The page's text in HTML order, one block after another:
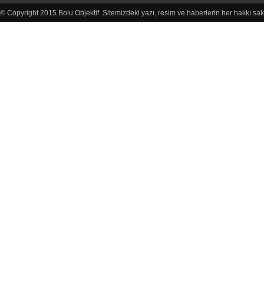
© Copyright 2015 Bolu Objektif. Sitemizdeki yazı, resim ve haberlerin her hakkı